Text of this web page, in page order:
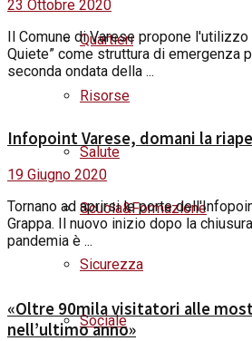
Quartieri
Risorse
Salute
Scuola&Formazione
Sicurezza
Sociale
23 Ottobre 2020
Il Comune di Varese propone l'utilizzo
Quiete” come struttura di emergenza
seconda ondata della ...
Infopoint Varese, domani la
19 Giugno 2020
Tornano ad aprirsi le porte
Grappa. Il nuovo inizio dopo la
pandemia è ...
«Oltre 90mila visitatori alle
nell’ultimo anno»